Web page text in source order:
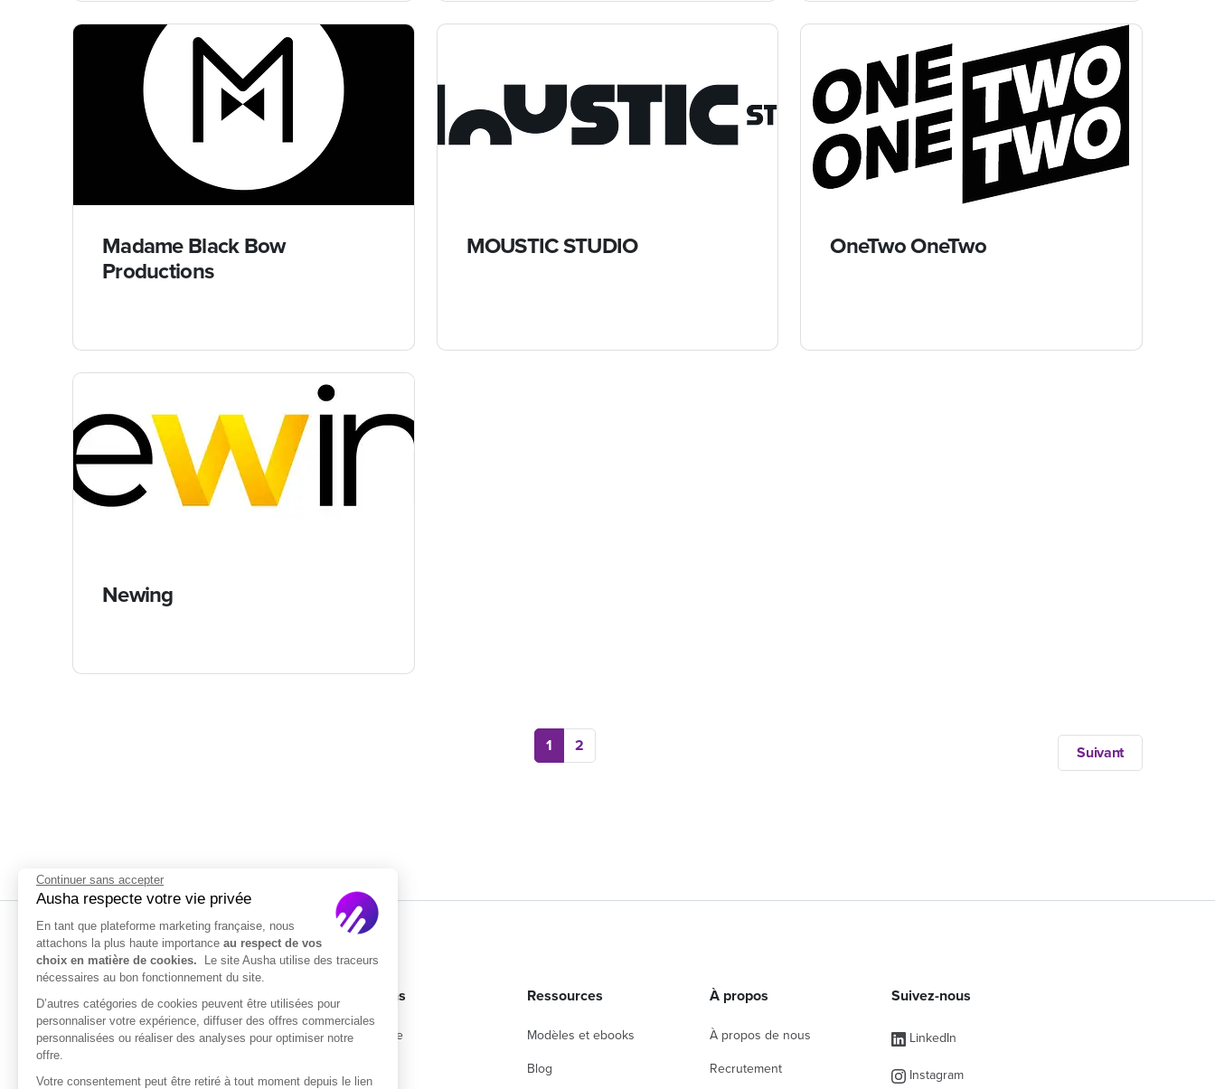
Madame Black Bow
Productions
MOUSTIC STUDIO OneTwo OneTwo
Newing
1 2 Suivant
Solutions
Entreprise
Ressources
Modèles et ebooks
Blog
À propos
À propos de nous
Recrutement
Suivez-nous
LinkedIn
Instagram
Continuer sans accepter
Ausha respecte votre vie privée
En tant que plateforme marketing française, nous
attachons la plus haute importance au respect de vos
choix en matière de cookies. Le site Ausha utilise des traceurs
nécessaires au bon fonctionnement du site.
D’autres catégories de cookies peuvent être utilisées pour
personnaliser votre expérience, diffuser des offres commerciales
personnalisées ou réaliser des analyses pour optimiser notre
offre.
Votre consentement peut être retiré à tout moment depuis le lien